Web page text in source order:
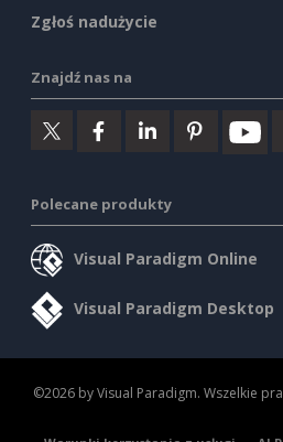
Zgłoś nadużycie
Znajdź nas na
Polecane produkty
Visual Paradigm Online
Visual Paradigm Desktop
©2026 by Visual Paradigm. Wszelkie